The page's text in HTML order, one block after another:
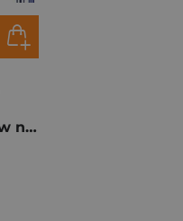
Nawracanie Żydów na ziemiach polskich Misja Barbikańska w Białymstoku